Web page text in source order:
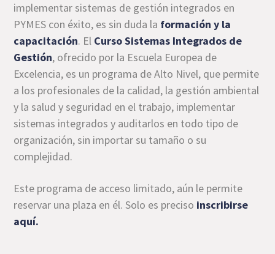
implementar sistemas de gestión integrados en
PYMES con éxito, es sin duda la formación y la
capacitación. El Curso Sistemas Integrados de
Gestión, ofrecido por la Escuela Europea de
Excelencia, es un programa de Alto Nivel, que permite
a los profesionales de la calidad, la gestión ambiental
y la salud y seguridad en el trabajo, implementar
sistemas integrados y auditarlos en todo tipo de
organización, sin importar su tamaño o su
complejidad.
Este programa de acceso limitado, aún le permite
reservar una plaza en él. Solo es preciso inscribirse
aquí.